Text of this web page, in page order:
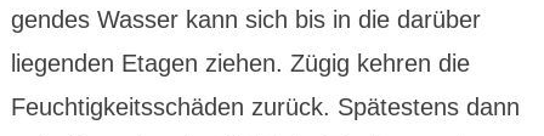
gendes Wasser kann sich bis in die darüber
liegenden Etagen ziehen. Zügig kehren die
Feuchtig­keits­schäden zurück. Spätestens dann